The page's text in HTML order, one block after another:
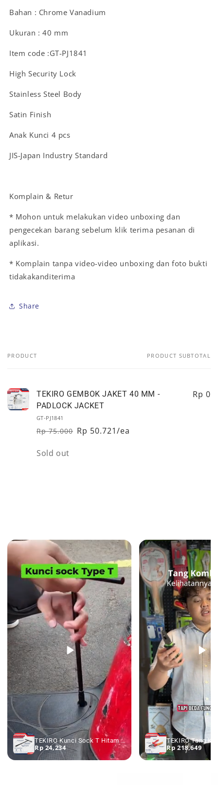
Bahan : Chrome Vanadium
Ukuran : 40 mm
Item code :GT-PJ1841
High Security Lock
Stainless Steel Body
Satin Finish
Anak Kunci 4 pcs
JIS-Japan Industry Standard
Komplain & Retur
* Mohon untuk melakukan video unboxing dan
pengecekan barang sebelum klik terima pesanan di
aplikasi.
* Komplain tanpa video-video unboxing dan foto bukti
tidakakanditerima
Share
Your
PRODUCT PRODUCT SUBTOTAL
TEKIRO GEMBOK JAKET 40 MM -
PADLOCK JACKET
GT-PJ1841
Regular
Rp 75.000
Sale
Rp 50.721/ea
Rp 0
Quantity
Sold out
TEKIRO Kunci Sock T Hitam 7 - 19 mm - Kunci Sok T Kunci Shock T
Rp 24,234 Rp 218,649